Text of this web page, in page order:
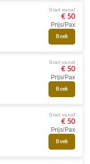
Start vanaf
€ 50
Prijs/Pax
Boek
Start vanaf
€ 50
Prijs/Pax
Boek
Start vanaf
€ 50
Prijs/Pax
Boek